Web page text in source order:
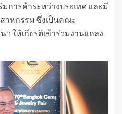
การค้าระหว่างประเทศ และมี
าหกรรม ซึ่งเป็นคณะ
ให้เกียรติเข้าร่วมงานแถลง